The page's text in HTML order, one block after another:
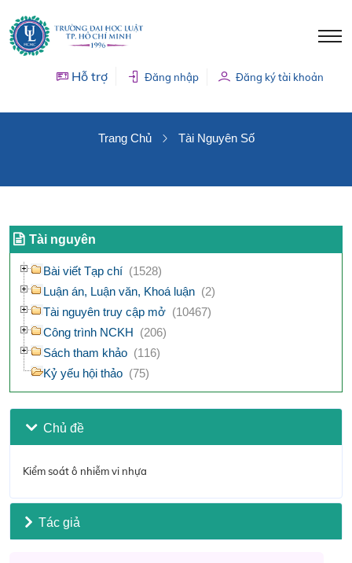
Hỗ trợ Đăng nhập Đăng ký tài khoản
Trang Chủ Tài Nguyên Số
Tài nguyên
Bài viết Tạp chí (1528)
Luận án, Luận văn, Khoá luận (2)
Tài nguyên truy cập mở (10467)
Công trình NCKH (206)
Sách tham khảo (116)
Kỷ yếu hội thảo (75)
Chủ đề
Kiểm soát ô nhiễm vi nhựa
Tác giả